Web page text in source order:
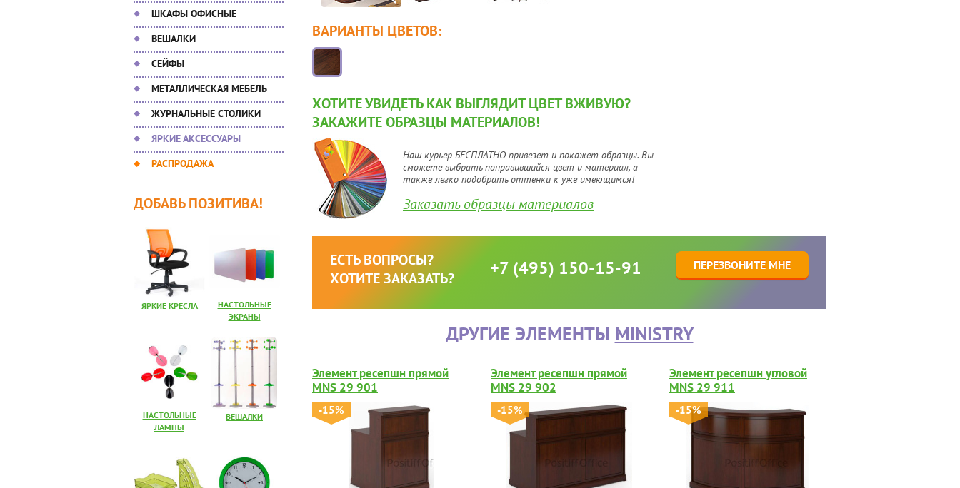
ШКАФЫ ОФИСНЫЕ
ВЕШАЛКИ
СЕЙФЫ
МЕТАЛЛИЧЕСКАЯ МЕБЕЛЬ
ЖУРНАЛЬНЫЕ СТОЛИКИ
ЯРКИЕ АКСЕССУАРЫ
РАСПРОДАЖА
ДОБАВЬ ПОЗИТИВА!
ЯРКИЕ КРЕСЛА
НАСТОЛЬНЫЕ
ЭКРАНЫ
НАСТОЛЬНЫЕ
ЛАМПЫ
ВЕШАЛКИ
ВАРИАНТЫ ЦВЕТОВ:
ХОТИТЕ УВИДЕТЬ КАК ВЫГЛЯДИТ ЦВЕТ ВЖИВУЮ?
ЗАКАЖИТЕ ОБРАЗЦЫ МАТЕРИАЛОВ!
Наш курьер БЕСПЛАТНО привезет и покажет образцы. Вы
сможете выбрать понравившийся цвет и материал, а
также легко подобрать оттенки к уже имеющимся!
Заказать образцы материалов
ЕСТЬ ВОПРОСЫ?
ХОТИТЕ ЗАКАЗАТЬ?
+7 (495) 150-15-91 ПЕРЕЗВОНИТЕ МНЕ
ДРУГИЕ ЭЛЕМЕНТЫ MINISTRY
Элемент ресепшн прямой
MNS 29 901
-15%
Элемент ресепшн прямой
MNS 29 902
-15%
Элемент ресепшн угловой
MNS 29 911
-15%